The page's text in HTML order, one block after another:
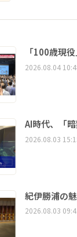
「100歳現
2026.08.04
AI時代、「
2026.08.03
紀伊勝浦の
2026.08.03